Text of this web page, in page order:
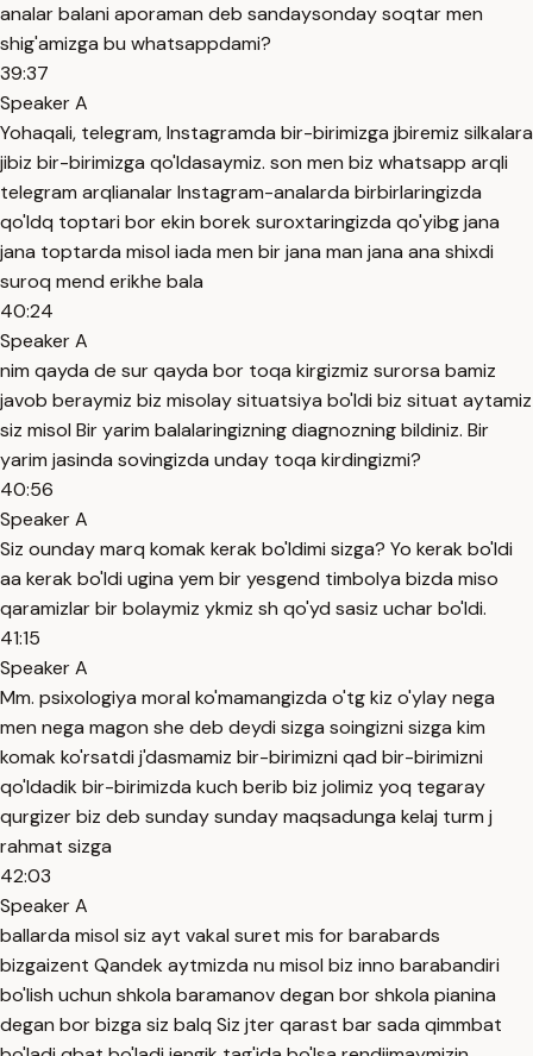
analar balani aporaman deb sandaysonday soqtar men
shig'amizga bu whatsappdami?
39:37
Speaker A
Yohaqali, telegram, Instagramda bir-birimizga jbiremiz silkalara
jibiz bir-birimizga qo'ldasaymiz. son men biz whatsapp arqli
telegram arqlianalar Instagram-analarda birbirlaringizda
qo'ldq toptari bor ekin borek suroxtaringizda qo'yibg jana
jana toptarda misol iada men bir jana man jana ana shixdi
suroq mend erikhe bala
40:24
Speaker A
nim qayda de sur qayda bor toqa kirgizmiz surorsa bamiz
javob beraymiz biz misolay situatsiya bo'ldi biz situat aytamiz
siz misol Bir yarim balalaringizning diagnozning bildiniz. Bir
yarim jasinda sovingizda unday toqa kirdingizmi?
40:56
Speaker A
Siz ounday marq komak kerak bo'ldimi sizga? Yo kerak bo'ldi
aa kerak bo'ldi ugina yem bir yesgend timbolya bizda miso
qaramizlar bir bolaymiz ykmiz sh qo'yd sasiz uchar bo'ldi.
41:15
Speaker A
Mm. psixologiya moral ko'mamangizda o'tg kiz o'ylay nega
men nega magon she deb deydi sizga soingizni sizga kim
komak ko'rsatdi j'dasmamiz bir-birimizni qad bir-birimizni
qo'ldadik bir-birimizda kuch berib biz jolimiz yoq tegaray
qurgizer biz deb sunday sunday maqsadunga kelaj turm j
rahmat sizga
42:03
Speaker A
ballarda misol siz ayt vakal suret mis for barabards
bizgaizent Qandek aytmizda nu misol biz inno barabandiri
bo'lish uchun shkola baramanov degan bor shkola pianina
degan bor bizga siz balq Siz jter qarast bar sada qimmbat